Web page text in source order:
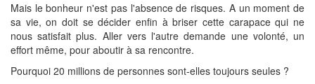
Mais le bonheur n'est pas l'absence de risques. A un moment de
sa vie, on doit se décider enfin à briser cette carapace qui ne
nous satisfait plus. Aller vers l'autre demande une volonté, un
effort même, pour aboutir à sa rencontre.
Pourquoi 20 millions de personnes sont-elles toujours seules ?